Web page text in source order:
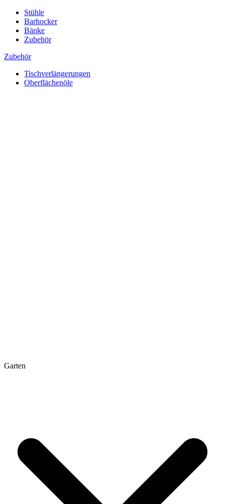
Stühle
Barhocker
Bänke
Zubehör
Zubehör
Tischverlängerungen
Oberflächenöle
Garten